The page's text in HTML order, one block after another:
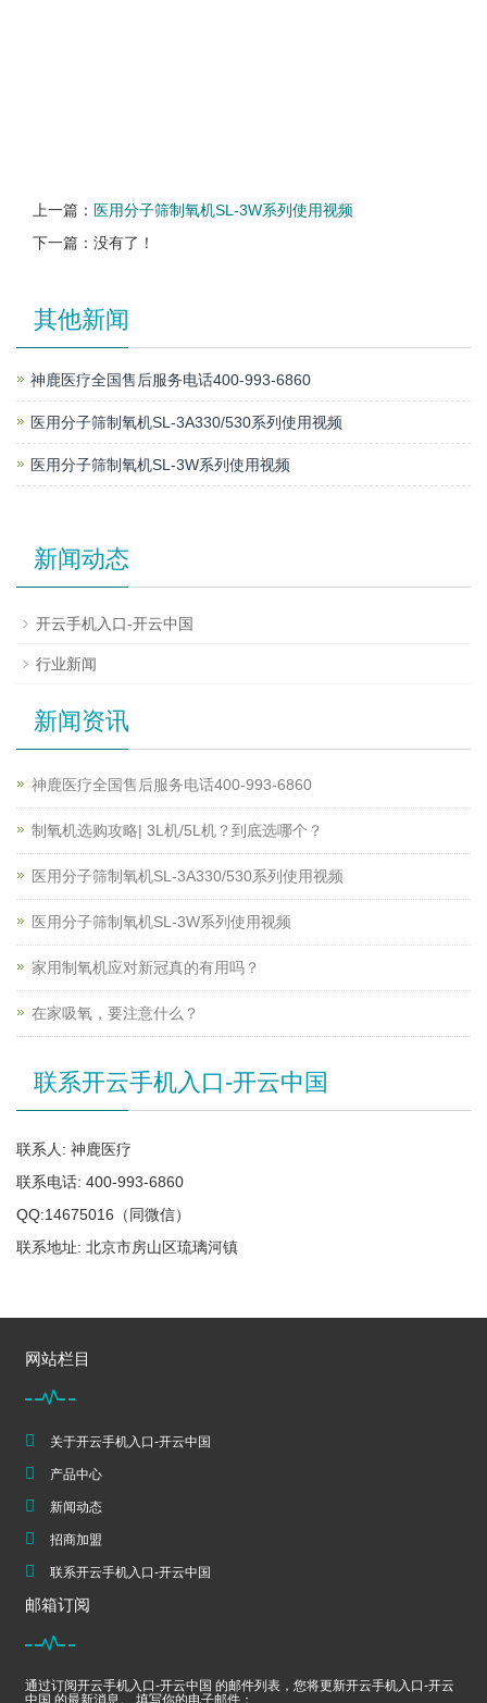
上一篇： 医用分子筛制氧机SL-3W系列使用视频
下一篇：没有了！
其他新闻
神鹿医疗全国售后服务电话400-993-6860
医用分子筛制氧机SL-3A330/530系列使用视频
医用分子筛制氧机SL-3W系列使用视频
新闻动态
开云手机入口-开云中国
行业新闻
新闻资讯
神鹿医疗全国售后服务电话400-993-6860
制氧机选购攻略| 3L机/5L机？到底选哪个？
医用分子筛制氧机SL-3A330/530系列使用视频
医用分子筛制氧机SL-3W系列使用视频
家用制氧机应对新冠真的有用吗？
在家吸氧，要注意什么？
联系开云手机入口-开云中国
联系人: 神鹿医疗
联系电话: 400-993-6860
QQ:14675016（同微信）
联系地址: 北京市房山区琉璃河镇
网站栏目
关于开云手机入口-开云中国
产品中心
新闻动态
招商加盟
联系开云手机入口-开云中国
邮箱订阅
通过订阅开云手机入口-开云中国 的邮件列表，您将更新开云手机入口-开云